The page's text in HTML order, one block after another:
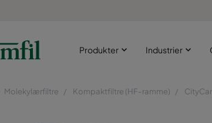
Produkter Industrier
Molekylærfiltre Kompaktfiltre (HF-ramme)